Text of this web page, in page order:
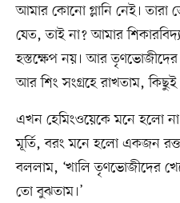
আমার কোনো গ্লানি নেই।
যেত, তাই না? আমার
হস্তক্ষেপ নয়। আর
আর শিং সংগ্রহে রাখতাম, কিছুই
এখন হেমিংওয়েকে মনে হলো না
মূর্তি, বরং মনে হলো একজন
বললাম, ‘খালি তৃণভোজীদের
তো বুঝতাম।’